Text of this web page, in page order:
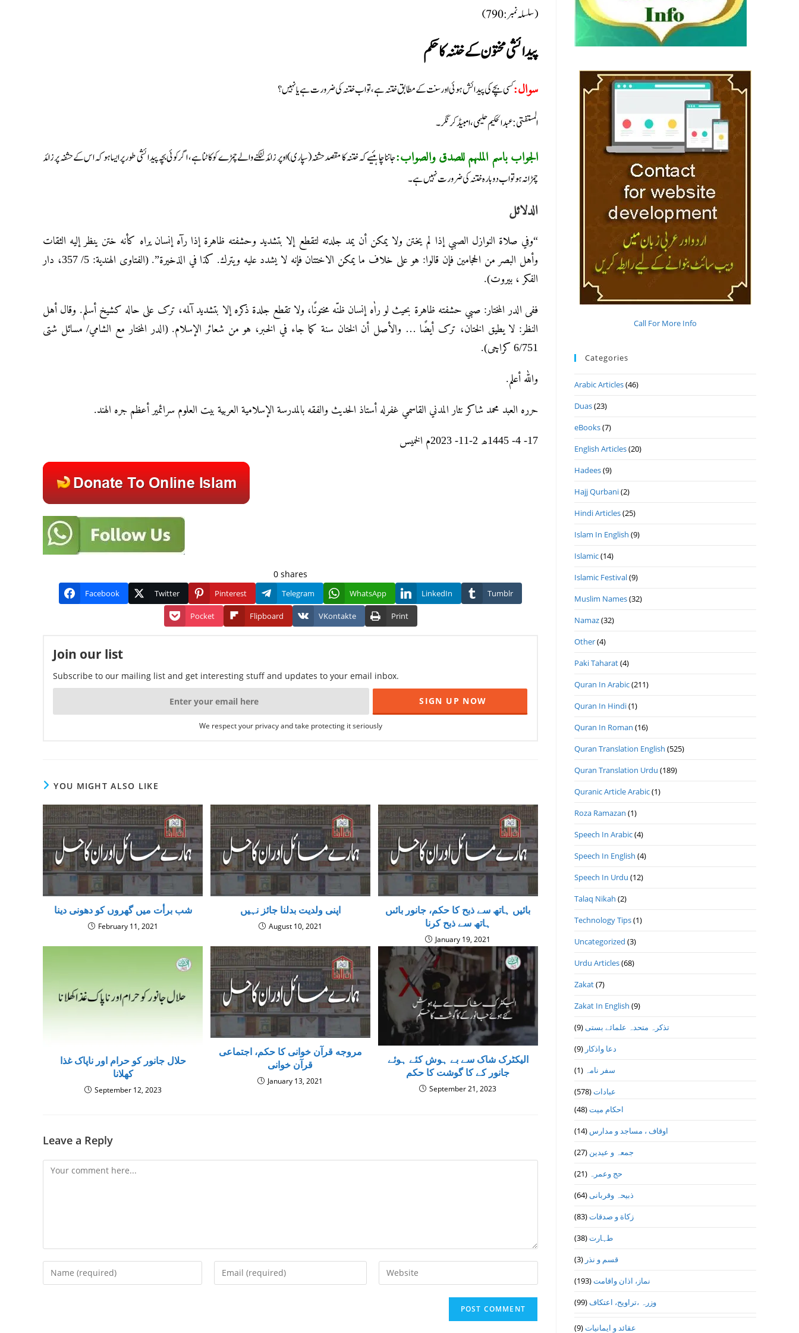
(سلسلہ نمبر: 790)
پیدائشی مختون کے ختنہ کا حکم
سوال:کسی بچے کی پیدائش ہوئی اور سنت کے مطابق ختنہ ہے، تو اب ختنہ کی ضرورت ہے یا نہیں؟
المستفتی: عبد الحکیم حلیمی، امبیڈکر نگر۔
الجواب باسم الملہم للصدق والصواب:جاننا چاہئیے کہ ختنہ کا مقصد حشفہ (سپاری) اوپر زائد لٹکنے والے چمڑے کو کاٹنا ہے، اگر کوئی بچہ پیدائشی طور پر ایسا ہو کہ اس کے حشفہ پر زائد
چمڑا نہ ہو تو اب دوبارہ ختنہ کی ضرورت نہیں ہے۔
الدلائل
“وفي صلاة النوازل ‌الصبي ‌إذا ‌لم ‌يختن ولا يمكن أن يمد جلدته لتقطع إلا بتشديد وحشفته ظاهرة إذا رآه إنسان يراه كأنه ختن ينظر إليه الثقات
وأهل البصر من الحجامين فإن قالوا: هو على خلاف ما يمكن الاختتان فإنه لا يشدد عليه ويترك. كذا في الذخيرة”. (الفتاوى الهندية: 5/ 357، دار
الفكر ، بيروت).
ففی الدر المختار: صبي حشفته ظاهرة بحیث لو راٰه إنسان ظنّه مختونًا، ولا تقطع جلدة ذکره إلا بتشدید آلمه، ترک علی حاله کشیخ أسلم. وقال أهل
النظر: لا یطیق الختان، ترک أیضًا … والأصل أن الختان سنة کما جاء في الخبر، هو من شعائر الإسلام. (الدر المختار مع الشامي/ مسائل شتی
6/751 کراچی).
والله أعلم.
حرره العبد محمد شاکر نثار المدني القاسمي غفرله أستاذ الحديث والفقه بالمدرسة الإسلامية العربية بيت العلوم سرائمير أعظم جره الهند.
17- 4- 1445ھ 2-11- 2023م الخميس
0 shares
Facebook Twitter Pinterest Telegram WhatsApp LinkedIn Tumblr
Pocket Flipboard VKontakte Print
Join our list
Subscribe to our mailing list and get interesting stuff and updates to your email inbox.
We respect your privacy and take protecting it seriously
YOU MIGHT ALSO LIKE
شب برأت میں گھروں کو دھونی دینا
February 11, 2021
اپنی ولدیت بدلنا جائز نہیں
August 10, 2021
بائیں ہاتھ سے ذبح کا حکم، جانور بائىں
ہاتھ سے ذبح كرنا
January 19, 2021
حلال جانور کو حرام اور ناپاک غذا
کھلانا
September 12, 2023
مروجه قرآن خوانی کا حکم، اجتماعی
قرآن خوانی
January 13, 2021
الیکٹرک شاک سے بے ہوش كئے ہوئے
جانور كے كا گوشت كا حكم
September 21, 2023
Leave a Reply
Comment
Enter
your
Enter
your
Enter
your
Call For More Info
Categories
Arabic Articles(46)
Duas(23)
eBooks(7)
English Articles(20)
Hadees(9)
Hajj Qurbani(2)
Hindi Articles(25)
Islam In English (9)
Islamic(14)
Islamic Festival(9)
Muslim Names(32)
Namaz(32)
Other(4)
Paki Taharat(4)
Quran In Arabic(211)
Quran In Hindi(1)
Quran In Roman (16)
Quran Translation English (525)
Quran Translation Urdu (189)
Quranic Article Arabic(1)
Roza Ramazan (1)
Speech In Arabic(4)
Speech In English (4)
Speech In Urdu (12)
Talaq Nikah (2)
Technology Tips(1)
Uncategorized (3)
Urdu Articles(68)
Zakat(7)
Zakat In English (9)
تذكرہ متحدہ علمائے بستى(9)
دعا واذكار (9)
سفر نامہ (1)
عبادات(578)
احکام میت(48)
اوقاف ، مساجد و مدارس (14)
جمعہ و عیدین (27)
حج وعمرہ (21)
ذبیحہ وقربانی(64)
زکاة و صدقات(83)
طہارت(38)
قسم و نذر (3)
نماز، اذان واقامت(193)
وزرہ ،تراويح، اعتكاف(99)
عقائد و ایمانیات(9)